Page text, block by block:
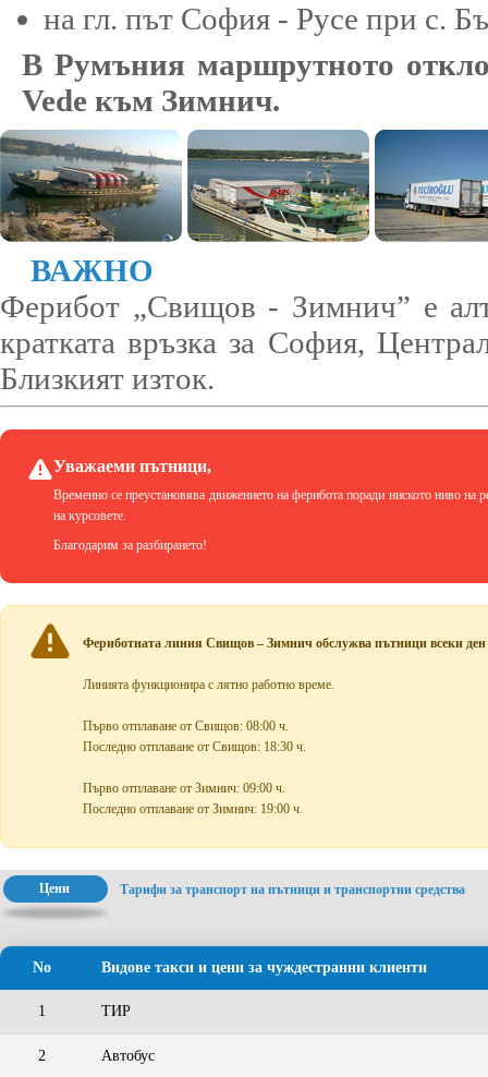
на гл. път София - Русе при с.
В Румъния маршрутното
Vede към Зимнич.
ВАЖНО
Ферибот „Свищов - Зимнич” е
кратката връзка за София,
Близкият изток.
Уважаеми пътници,
Временно се преустановява движението на ферибота поради ниското ниво
на курсовете.
Благодарим за разбирането!
Фериботната линия Свищов – Зимнич обслужва пътници всеки ден
Линията функционира с лятно работно време.
Първо отплаване от Свищов: 08:00 ч.
Последно отплаване от Свищов: 18:30 ч.
Първо отплаване от Зимнич: 09:00 ч.
Последно отплаване от Зимнич: 19:00 ч.
Цени Тарифи за транспорт на пътници и транспортни средства
No Видове такси и цени за чуждестранни клиенти
1 ТИР
2 Автобус